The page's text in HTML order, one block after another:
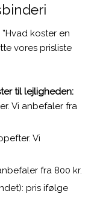
koster en
vores prisliste
til lejligheden:
Vi anbefaler fra
Vi
fra 800 kr.
pris ifølge